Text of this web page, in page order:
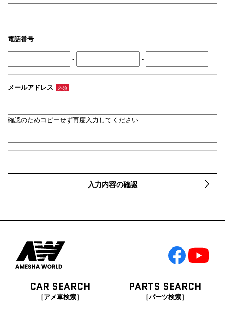
電話番号
- -
メールアドレス 必須
確認のためコピーせず再度入力してください
入力内容の確認
CAR SEARCH
［アメ車検索］
PARTS SEARCH
［パーツ検索］